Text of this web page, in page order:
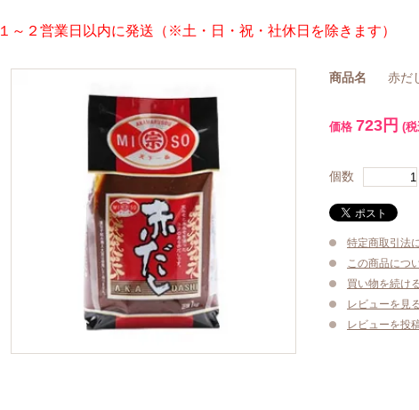
１～２営業日以内に発送（※土・日・祝・社休日を除きます）
商品名 赤だ
価格 723円 (
個数
特定商取引法
この商品につ
買い物を続け
レビューを見
レビューを投